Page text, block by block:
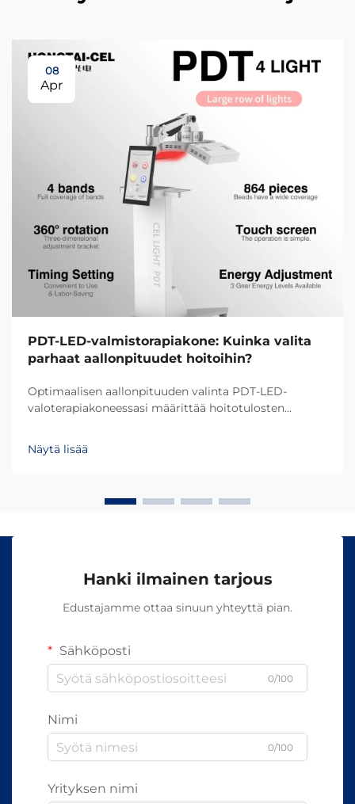
08
Apr
PDT-LED-valmistorapiakone: Kuinka valita
parhaat aallonpituudet hoitoihin?
Optimaalisen aallonpituuden valinta PDT-LED-
valoterapiakoneessasi määrittää hoitotulosten
aallonpituudet tunkeutuvat ihoon eri syvyyksiin ja
aiheuttavat erilaisia biologisia reaktioita, mikä tekee...
Näytä lisää
Hanki ilmainen tarjous
Edustajamme ottaa sinuun yhteyttä pian.
Sähköposti
0/100
Nimi
0/100
Yrityksen nimi